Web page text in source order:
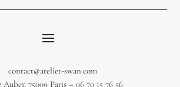
contact@atelier-swan.com
Auber, 75009 Paris – 06 70 15 76 56